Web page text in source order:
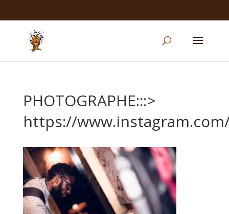
PHOTOGRAPHE:::>
https://